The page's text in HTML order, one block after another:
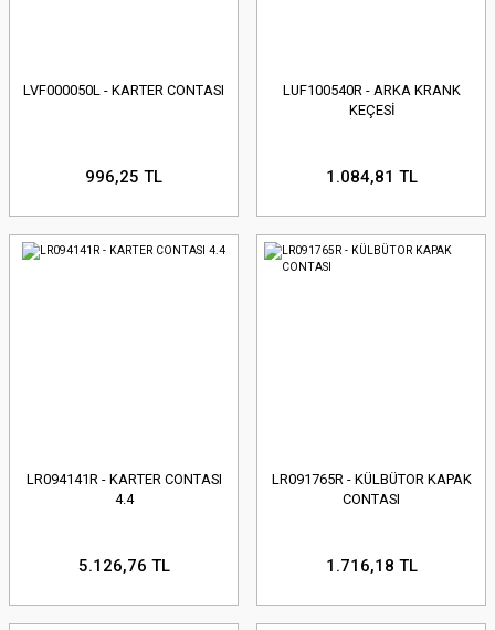
LVF000050L - KARTER CONTASI
996,25 TL
LUF100540R - ARKA KRANK
KEÇESİ
1.084,81 TL
LR094141R - KARTER CONTASI
4.4
5.126,76 TL
LR091765R - KÜLBÜTOR KAPAK
CONTASI
1.716,18 TL